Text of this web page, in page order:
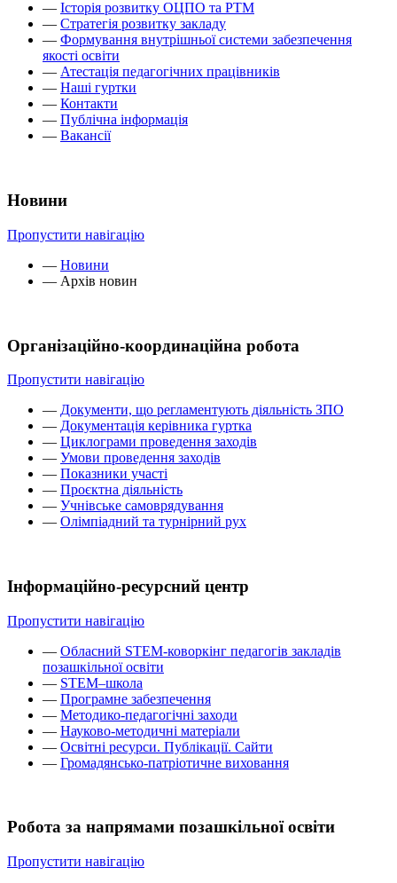
— Історія розвитку ОЦПО та РТМ
— Стратегія розвитку закладу
— Формування внутрішньої системи забезпечення
якості освіти
— Атестація педагогічних працівників
— Наші гуртки
— Контакти
— Публічна інформація
— Вакансії
Новини
Пропустити навігацію
— Новини
— Архів новин
Організаційно-координаційна робота
Пропустити навігацію
— Документи, що регламентують діяльність ЗПО
— Документація керівника гуртка
— Циклограми проведення заходів
— Умови проведення заходів
— Показники участі
— Проєктна діяльність
— Учнівське самоврядування
— Олімпіадний та турнірний рух
Інформаційно-ресурсний центр
Пропустити навігацію
— Обласний STEM-коворкінг педагогів закладів
позашкільної освіти
— STEM–школа
— Програмне забезпечення
— Методико-педагогічні заходи
— Науково-методичні матеріали
— Освітні ресурси. Публікації. Сайти
— Громадянсько-патріотичне виховання
Робота за напрямами позашкільної освіти
Пропустити навігацію